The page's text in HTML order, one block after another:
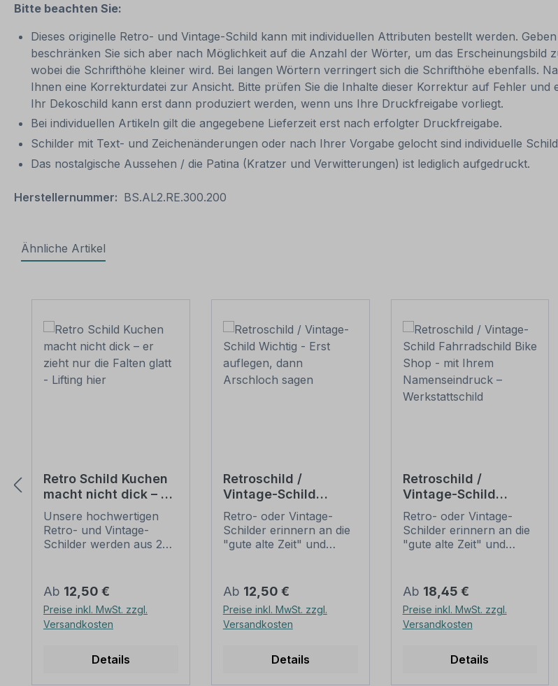
Bitte beachten Sie:
Dieses originelle Retro- und Vintage-Schild kann mit individuellen Attributen bestellt werden.
beschränken Sie sich aber nach Möglichkeit auf die Anzahl der Wörter, um das
wobei die Schrifthöhe kleiner wird. Bei langen Wörtern verringert sich die Schrifthöhe ebenfalls.
Ihnen eine Korrekturdatei zur Ansicht. Bitte prüfen Sie die Inhalte dieser Korrektur auf Fehler
Ihr Dekoschild kann erst dann produziert werden, wenn uns Ihre Druckfreigabe vorliegt.
Bei individuellen Artikeln gilt die angegebene Lieferzeit erst nach erfolgter Druckfreigabe.
Schilder mit Text- und Zeichenänderungen oder nach Ihrer Vorgabe gelocht sind individuelle
Das nostalgische Aussehen / die Patina (Kratzer und Verwitterungen) ist lediglich aufgedruckt.
Herstellernummer: BS.AL2.RE.300.200
Ähnliche Artikel
Retro Schild Kuchen
macht nicht dick – er
zieht nur die Falten
glatt - Lifting hier
Unsere hochwertigen
Retro- und Vintage-
Schilder werden aus 2
wetterfest und in vielen
Größen erhältlich.
Verschenken Sie diesen
dekorativen wie auch
beschenken Sie sich
Regulärer Preis:
Ab 12,50 €
Preise inkl. MwSt. zzgl.
Versandkosten
Details
Retroschild /
Vintage-Schild
Wichtig - Erst
auflegen, dann
Arschloch sagen
Retro- oder Vintage-
Schilder erinnern an die
"gute alte Zeit" und
großer Beliebheit. Sind
diese Schilder im Original
nur schwer und häufig
nur zu horrenden Preise
neu produzierten
Regulärer Preis:
Ab 12,50 €
Preise inkl. MwSt. zzgl.
Versandkosten
Details
Retroschild /
Vintage-Schild
Fahrradschild Bike
Shop - mit Ihrem
Namenseindruck –
Retro- oder Vintage-
Schilder erinnern an die
"gute alte Zeit" und
großer Beliebheit. Sind
diese Schilder im Original
nur schwer und häufig
nur zu horrenden Preise
neu produzierten
Regulärer Preis:
Ab 18,45 €
Preise inkl. MwSt. zzgl.
Versandkosten
Details